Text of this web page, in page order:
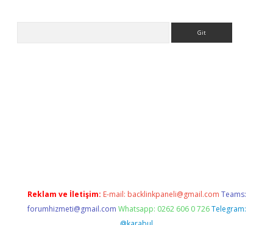
Reklam ve İletişim: E-mail: backlinkpaneli@gmail.com Teams:
forumhizmeti@gmail.com Whatsapp: 0262 606 0 726 Telegram: